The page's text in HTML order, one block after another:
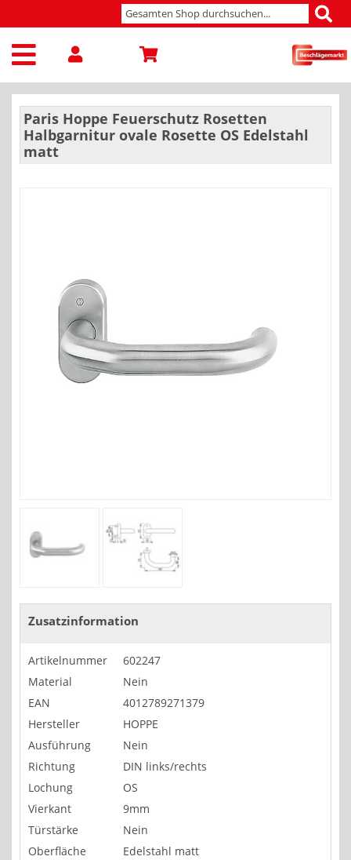
Paris Hoppe Feuerschutz Rosetten
Halbgarnitur ovale Rosette OS Edelstahl
matt
Zusatzinformation
Artikelnummer
602247
Material
Nein
EAN
4012789271379
Hersteller
HOPPE
Ausführung
Nein
Richtung
DIN links/rechts
Lochung
OS
Vierkant
9mm
Türstärke
Nein
Oberfläche
Edelstahl matt